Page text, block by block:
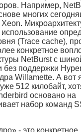
Например,
многих
(Trace cache),
конкретное
NetBurst с
без поддержки
Willamette. А вот
512 килобайт,
основано на
набор команд
- это конкретное